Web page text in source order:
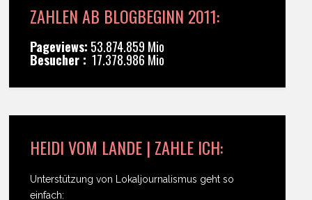
ZAHLEN AB BLOGBEGINN 2011:
Pageviews: 53.874.859 Mio
Besucher : 17.378.986 Mio
HEIDI VOM LANDE | ZAHLE ICH:
Unterstützung von Lokaljournalismus geht so
einfach: